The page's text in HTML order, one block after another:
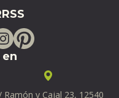
Ramón y Cajal 23, 12540